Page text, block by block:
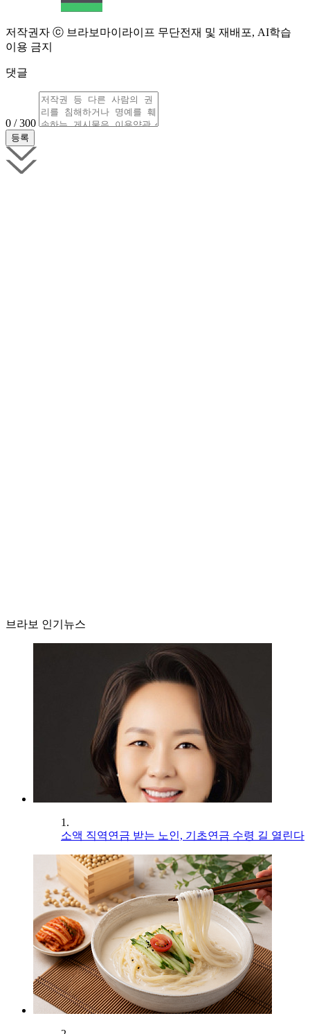
저작권자 ⓒ 브라보마이라이프 무단전재 및 재배포, AI학습
이용 금지
댓글
0 / 300
브라보 인기뉴스
1.
소액 직역연금 받는 노인, 기초연금 수령 길 열린다